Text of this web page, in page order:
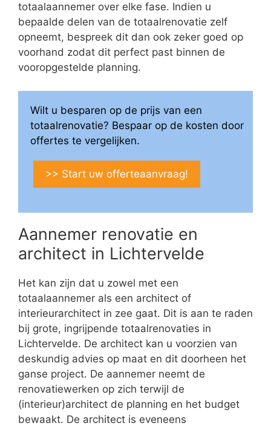
totaalaannemer over elke fase. Indien u
bepaalde delen van de totaalrenovatie zelf
opneemt, bespreek dit dan ook zeker goed op
voorhand zodat dit perfect past binnen de
vooropgestelde planning.
Wilt u besparen op de prijs van een
totaalrenovatie? Bespaar op de kosten door
offertes te vergelijken.
>> Start uw offerteaanvraag!
Aannemer renovatie en
architect in Lichtervelde
Het kan zijn dat u zowel met een
totaalaannemer als een architect of
interieurarchitect in zee gaat. Dit is aan te raden
bij grote, ingrijpende totaalrenovaties in
Lichtervelde. De architect kan u voorzien van
deskundig advies op maat en dit doorheen het
ganse project. De aannemer neemt de
renovatiewerken op zich terwijl de
(interieur)architect de planning en het budget
bewaakt. De architect is eveneens